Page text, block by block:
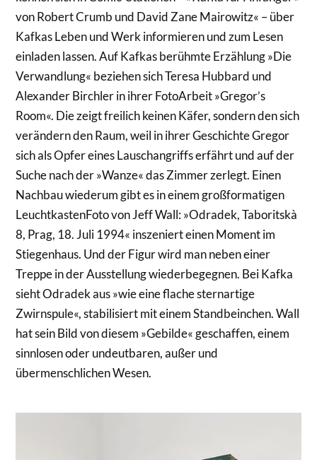
von Robert Crumb und David Zane Mairowitz« – über
Kafkas Leben und Werk informieren und zum Lesen
einladen lassen. Auf Kafkas berühmte Erzählung »Die
Verwandlung« beziehen sich Teresa Hubbard und
Alexander Birchler in ihrer Foto­Arbeit »Gregor’s
Room«. Die zeigt freilich keinen Käfer, sondern den sich
verändern den Raum, weil in ihrer Geschichte Gregor
sich als Opfer eines Lauschangriffs erfährt und auf der
Suche nach der »Wanze« das Zimmer zerlegt. Einen
Nachbau wiederum gibt es in einem großformatigen
Leuchtkasten­Foto von Jeff Wall: »Odradek, Taboritskà
8, Prag, 18. Juli 1994« inszeniert einen Moment im
Stiegenhaus. Und der Figur wird man neben einer
Treppe in der Ausstellung wiederbegegnen. Bei Kafka
sieht Odradek aus »wie eine flache sternartige
Zwirnspule«, stabilisiert mit einem Standbeinchen. Wall
hat sein Bild von diesem »Gebilde« geschaffen, einem
sinnlosen oder undeutbaren, außer­ und
übermenschlichen Wesen.